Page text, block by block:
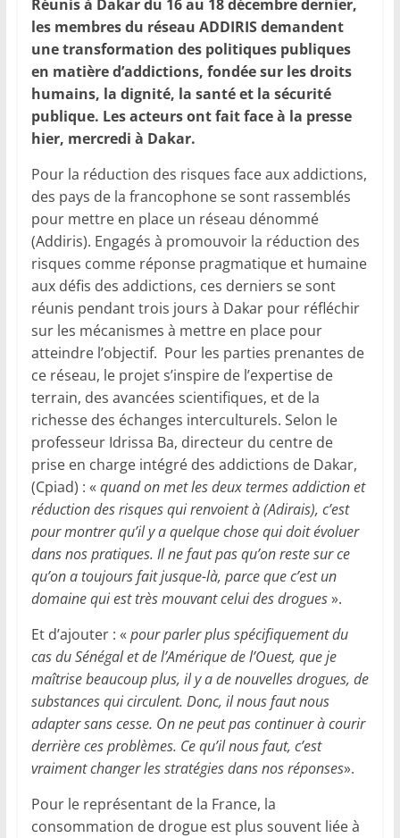
Réunis à Dakar du 16 au 18 décembre dernier,
les membres du réseau ADDIRIS demandent
une transformation des politiques publiques
en matière d’addictions, fondée sur les droits
humains, la dignité, la santé et la sécurité
publique. Les acteurs ont fait face à la presse
hier, mercredi à Dakar.
Pour la réduction des risques face aux addictions,
des pays de la francophone se sont rassemblés
pour mettre en place un réseau dénommé
(Addiris). Engagés à promouvoir la réduction des
risques comme réponse pragmatique et humaine
aux défis des addictions, ces derniers se sont
réunis pendant trois jours à Dakar pour réfléchir
sur les mécanismes à mettre en place pour
atteindre l’objectif. Pour les parties prenantes de
ce réseau, le projet s’inspire de l’expertise de
terrain, des avancées scientifiques, et de la
richesse des échanges interculturels. Selon le
professeur Idrissa Ba, directeur du centre de
prise en charge intégré des addictions de Dakar,
(Cpiad) : « quand on met les deux termes addiction et
réduction des risques qui renvoient à (Adirais), c’est
pour montrer qu’il y a quelque chose qui doit évoluer
dans nos pratiques. Il ne faut pas qu’on reste sur ce
qu’on a toujours fait jusque-là, parce que c’est un
domaine qui est très mouvant celui des drogues».
Et d’ajouter : « pour parler plus spécifiquement du
cas du Sénégal et de l’Amérique de l’Ouest, que je
maîtrise beaucoup plus, il y a de nouvelles drogues, de
substances qui circulent. Donc, il nous faut nous
adapter sans cesse. On ne peut pas continuer à courir
derrière ces problèmes. Ce qu’il nous faut, c’est
vraiment changer les stratégies dans nos réponses».
Pour le représentant de la France, la
consommation de drogue est plus souvent liée à